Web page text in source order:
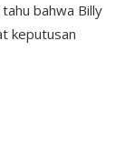
bahwa Billy
keputusan